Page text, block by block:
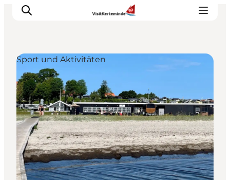
Sehenswürdigkeiten
Aktivitäten
Essen und trinken
Unterkünfte
Reiseplanung
Veranstaltungen
Sport und Aktivitäten